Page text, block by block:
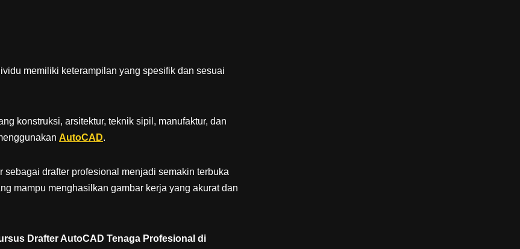
memiliki keterampilan yang spesifik dan sesuai
konstruksi, arsitektur, teknik sipil, manufaktur, dan
AutoCAD.
sebagai drafter profesional menjadi semakin terbuka
mampu menghasilkan gambar kerja yang akurat dan
Drafter AutoCAD Tenaga Profesional di